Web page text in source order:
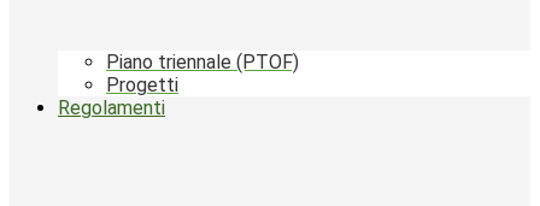
Piano triennale (PTOF)
Progetti
Regolamenti